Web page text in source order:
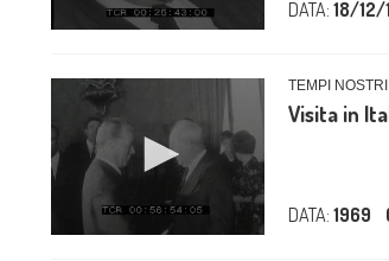
DATA: 18/12/
TEMPI
Visita in
DATA: 1969